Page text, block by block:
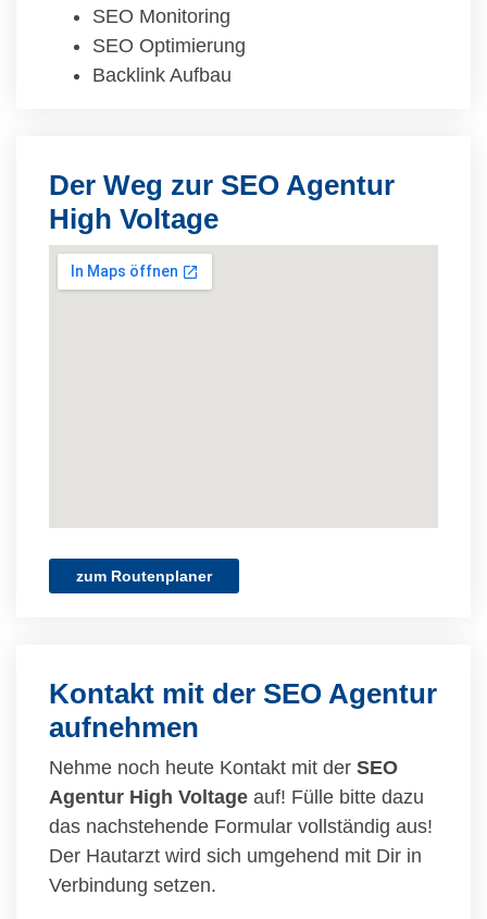
SEO Monitoring
SEO Optimierung
Backlink Aufbau
Der Weg zur SEO Agentur
High Voltage
zum Routenplaner
Kontakt mit der SEO Agentur
aufnehmen
Nehme noch heute Kontakt mit der SEO
Agentur High Voltage auf! Fülle bitte dazu
das nachstehende Formular vollständig aus!
Der Hautarzt wird sich umgehend mit Dir in
Verbindung setzen.